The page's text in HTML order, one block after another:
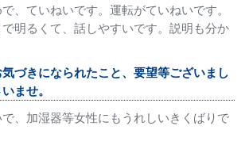
、ていねいです。運転がていねいです。
明るくて、話しやすいです。説明も分か
づきになられたこと、要望等ございまし
ませ。
、加湿器等女性にもうれしいきくばりで